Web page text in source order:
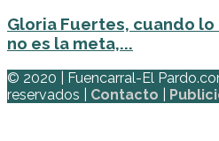
Gloria Fuertes, cuando
no es la meta,...
© 2020 | Fuencarral-El
reservados | Contacto